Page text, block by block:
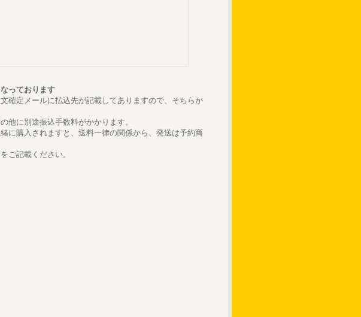
っております
確定メールに払込先が記載してありますので、そちらか
他に別途振込手数料がかかります。
に購入されますと、送料一律の関係から、発送は予約商
ご記載ください。